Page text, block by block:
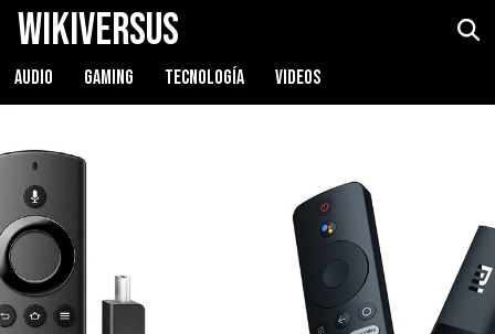
WikiVersus
AUDIO GAMING TECNOLOGÍA VIDEOS